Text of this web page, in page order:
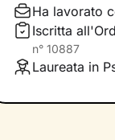
sono gli
fianco durante
determinazione
vetta: il tuo
Ha lavorato
Iscritta
n° 10887
Laureata in